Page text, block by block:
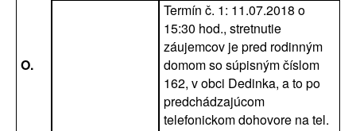
O.
Termín č. 1: 11.07.2018 o
15:30 hod., stretnutie
záujemcov je pred rodinným
domom so súpisným číslom
162, v obci Dedinka, a to po
predchádzajúcom
telefonickom dohovore na tel.